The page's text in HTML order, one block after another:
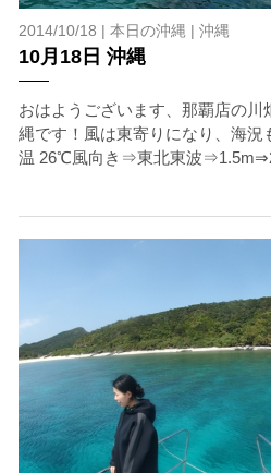
2014/10/18 | 本日の沖縄 | 沖縄
10月18日 沖縄
おはようございます、那覇店の川
縄です！風は東寄りになり、海
温 26℃風向き⇒東北東波